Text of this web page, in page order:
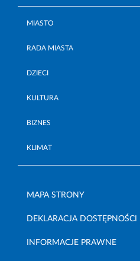
MIASTO
RADA MIASTA
DZIECI
KULTURA
BIZNES
KLIMAT
MAPA STRONY
DEKLARACJA DOSTĘPNOŚCI
INFORMACJE PRAWNE